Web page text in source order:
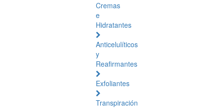
Cremas
e
Hidratantes
Anticelulíticos
y
Reafirmantes
Exfoliantes
Transpiración